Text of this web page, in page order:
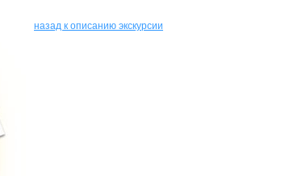
назад к описанию экскурсии